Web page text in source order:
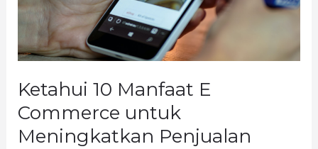
Ketahui 10 Manfaat E
Commerce untuk
Meningkatkan Penjualan
untuk
Meningkatkan
Penjualan